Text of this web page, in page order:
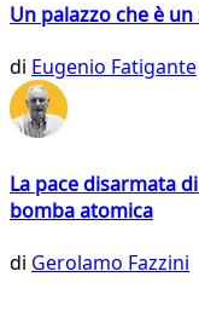
Un palazzo che è
di Eugenio Fatigante
La pace disarmata
bomba atomica
di Gerolamo Fazzini